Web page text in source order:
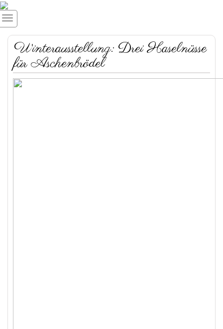
Winterausstellung: Drei Haselnüsse
für Aschenbrödel